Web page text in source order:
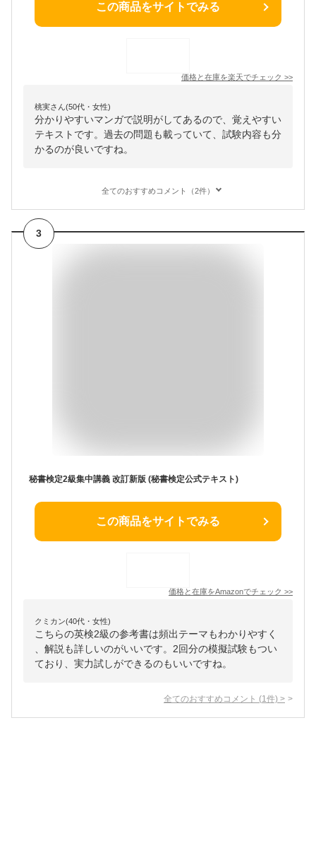
この商品をサイトでみる
価格と在庫を楽天でチェック >>
桃実さん(50代・女性)
分かりやすいマンガで説明がしてあるので、覚えやすい
テキストです。過去の問題も載っていて、試験内容も分
かるのが良いですね。
全てのおすすめコメント（2件）
3
秘書検定2級集中講義 改訂新版 (秘書検定公式テキスト)
この商品をサイトでみる
価格と在庫をAmazonでチェック >>
クミカン(40代・女性)
こちらの英検2級の参考書は頻出テーマもわかりやすく
、解説も詳しいのがいいです。2回分の模擬試験もつい
ており、実力試しができるのもいいですね。
全てのおすすめコメント (1 件) >